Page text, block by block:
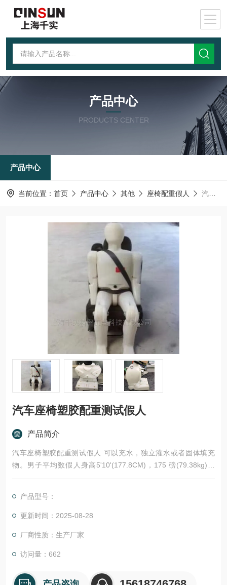
产品中心
PRODUCTS CENTER
产品中心
当前位置： 首页 产品中心 其他 座椅配重假人 汽车座椅塑胶配重测试假人
汽车座椅塑胶配重测试假人
产品简介
汽车座椅塑胶配重测试假人 可以充水，独立灌水或者固体填充
物。男子平均数假人身高5'10'(177.8CM)，175 磅(79.38kg)体
重，可以用于身体，重量和质量模拟和测试，每个假人有充填，
搬运和转移，型号价格可以通过重力加速度17G测试。
产品型号：
更新时间：2025-08-28
厂商性质：生产厂家
访问量：662